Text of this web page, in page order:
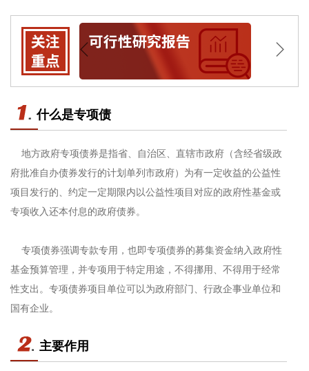
什么是专项债
地方政府专项债券是指省、自治区、直辖市政府（含经省级政
府批准自办债券发行的计划单列市政府）为有一定收益的公益性
项目发行的、约定一定期限内以公益性项目对应的政府性基金或
专项收入还本付息的政府债券。
专项债券强调专款专用，也即专项债券的募集资金纳入政府性
基金预算管理，并专项用于特定用途，不得挪用、不得用于经常
性支出。专项债券项目单位可以为政府部门、行政企事业单位和
国有企业。
主要作用